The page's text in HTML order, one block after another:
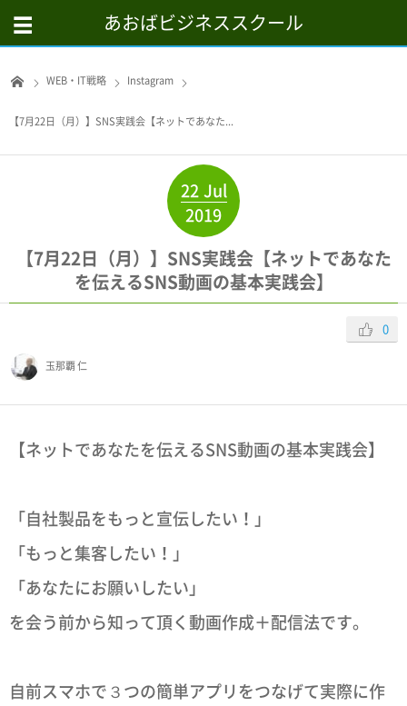
あおばビジネススクール
WEB・IT戦略 Instagram
【7月22日（月）】SNS実践会【ネットであなた...
22 Jul
2019
【7月22日（月）】SNS実践会【ネットであなた
を伝えるSNS動画の基本実践会】
0
玉那覇 仁
【ネットであなたを伝えるSNS動画の基本実践会】
「自社製品をもっと宣伝したい！」
「もっと集客したい！」
「あなたにお願いしたい」
を会う前から知って頂く動画作成＋配信法です。
自前スマホで３つの簡単アプリをつなげて実際に作